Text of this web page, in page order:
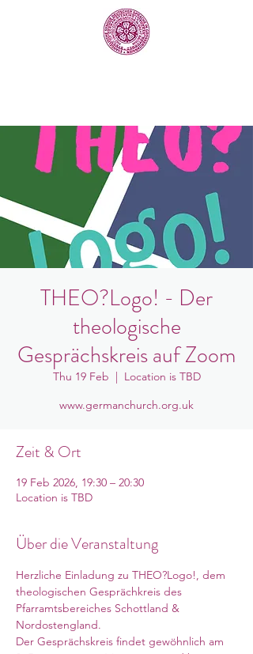
THEO?Logo! - Der
theologische
Gesprächskreis auf Zoom
Thu 19 Feb
  |
Location is TBD
www.germanchurch.org.uk
Zeit & Ort
19 Feb 2026, 19:30 – 20:30
Location is TBD
Über die Veranstaltung
Herzliche Einladung zu THEO?Logo!, dem
theologischen Gesprächkreis des
Pfarramtsbereiches Schottland &
Nordostengland.
Der Gesprächskreis findet gewöhnlich am